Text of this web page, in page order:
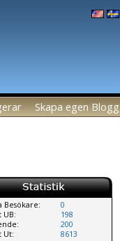
Skapa egen Blogg
Besökare:
UB:
Ut:
0
198
200
8613